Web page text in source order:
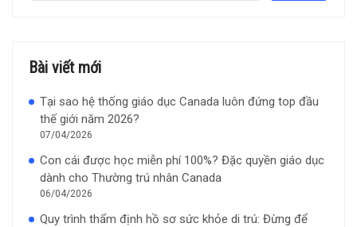
Bài viết mới
Tại sao hệ thống giáo dục Canada luôn đứng top đầu
thế giới năm 2026?
07/04/2026
Con cái được học miễn phí 100%? Đặc quyền giáo dục
dành cho Thường trú nhân Canada
06/04/2026
Quy trình thẩm định hồ sơ sức khỏe di trú: Đừng để